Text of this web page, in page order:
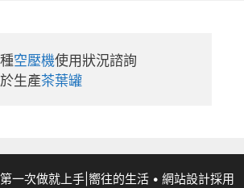
空壓機使用狀況諮詢
生產茶葉罐
一次做就上手|嚮往的生活• 網站設計採用